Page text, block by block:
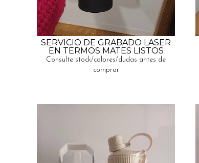
SERVICIO DE GRABADO LASER
EN TERMOS MATES LISTOS
Consulte stock/colores/dudas antes de
comprar